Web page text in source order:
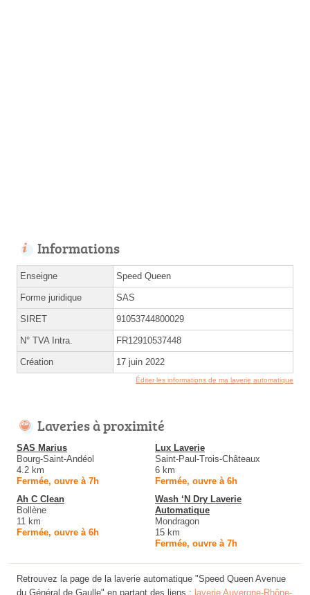
Informations
Enseigne Speed Queen
Forme juridique SAS
SIRET 91053744800029
N° TVA Intra. FR12910537448
Création 17 juin 2022
Éditer les informations de ma laverie automatique
Laveries à proximité
SAS Marius
Bourg-Saint-Andéol
4.2 km
Fermée, ouvre à 7h
Lux Laverie
Saint-Paul-Trois-Châteaux
6 km
Fermée, ouvre à 6h
Ah C Clean
Bollène
11 km
Fermée, ouvre à 6h
Wash ‘N Dry Laverie
Automatique
Mondragon
15 km
Fermée, ouvre à 7h
Retrouvez la page de la laverie automatique "Speed Queen Avenue
du Général de Gaulle" en partant des liens : laverie Auvergne-Rhône-